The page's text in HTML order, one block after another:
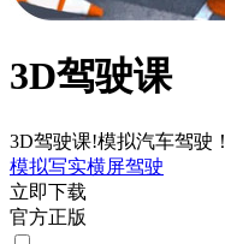
3D驾驶课
3D驾驶课!模拟汽车驾驶！
模拟写实横屏驾驶
立即下载
官方正版